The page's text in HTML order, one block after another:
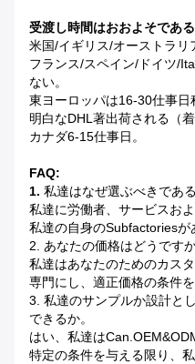
受渡し時間はおおよそであ
米国/イギリス/オーストラリ
フランス/スペイン/ドイツ/
ない。
東ヨーロッパは16-30仕事日
明白なDHL著出荷される（
カナダ6-15仕事日。
FAQ:
1. 私達はなぜ選ぶべきである
私達に労働者、サービスお
私達の自身のsubfactoriesが
2. あなたの価格はどうですか
私達はあなたのためのカス
専門にし、適正価格の条件
3. 私達のサンプルか設計と
できるか。
はい、私達は
特定の条件を与える限り、